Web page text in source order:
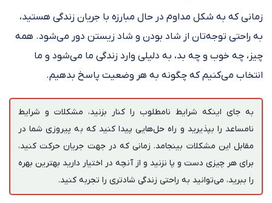
زمانی که به شکل مداوم در حال مبارزه با جریان زندگی هستید،
به راحتی توجه‌تان از شاد بودن و شاد زیستن دور می‌شود. همه
چیز، چه خوب و چه بد، به دلیلی وارد زندگی‌ ما می‌شود و ما
انتخاب می‌کنیم که چگونه به هر وضعیت پاسخ بدهیم.
به جای اینکه شرایط نامطلوب را کنار بزنید، مشکلات و شرایط
نامساعد را بپذیرید و راه‌ حل‌هایی پیدا کنید که به پیروزی شما در
مقابل این مشکلات بینجامد. زمانی که در جهت جریان حرکت کنید،
برای هر چیزی دست و پا نزنید و از آنچه در اختیار دارید بهترین بهره
را ببرید، می‌توانید به راحتی زندگی شادتری را تجربه کنید.